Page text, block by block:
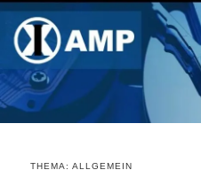
THEMA:ALLGEMEIN